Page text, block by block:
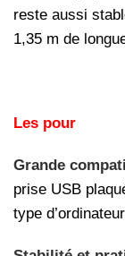
reste aussi
1,35 m de
Les pour
Grande
prise USB
type